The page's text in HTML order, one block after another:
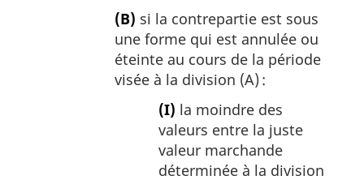
(B) si la contrepartie est sous
une forme qui est annulée ou
éteinte au cours de la période
visée à la division (A) :
(I) la moindre des
valeurs entre la juste
valeur marchande
déterminée à la division